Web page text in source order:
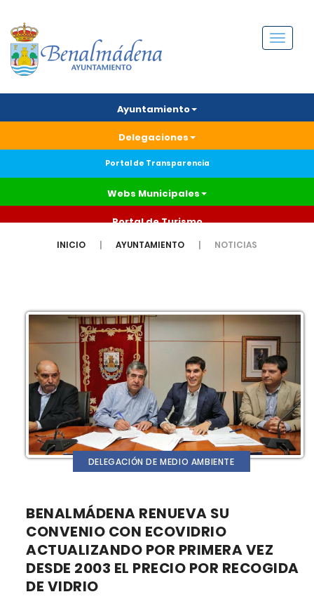
Menú
Ayuntamiento
Delegaciones
Portal de Transparencia
Webs Municipales
Portal de Turismo
INICIO AYUNTAMIENTO NOTICIAS
DELEGACIÓN DE MEDIO AMBIENTE
BENALMÁDENA RENUEVA SU
CONVENIO CON ECOVIDRIO
ACTUALIZANDO POR PRIMERA VEZ
DESDE 2003 EL PRECIO POR RECOGIDA
DE VIDRIO